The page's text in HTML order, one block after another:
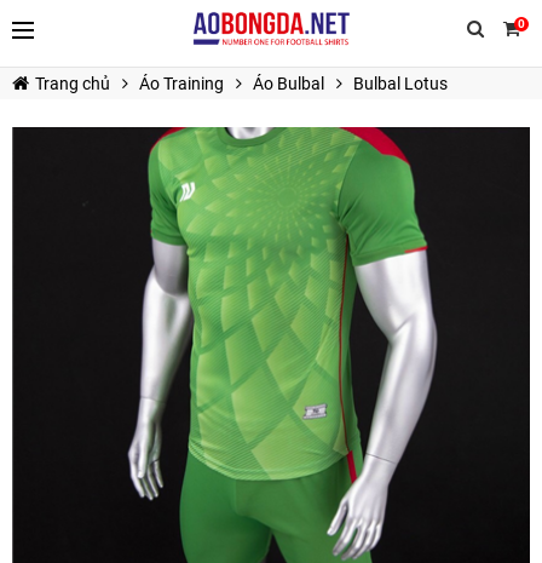
0
TIẾP TỤC MUA HÀNG
Trang chủ Áo Training Áo Bulbal Bulbal Lotus